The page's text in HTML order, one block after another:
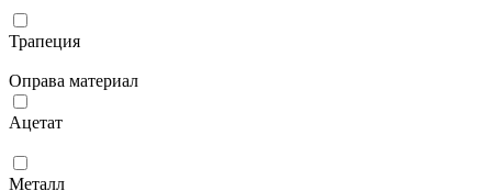
Трапеция
Оправа материал
Ацетат
Металл